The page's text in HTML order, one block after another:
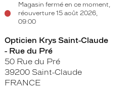
Magasin fermé en ce moment,
réouverture 15 août 2026,
09:00
Opticien Krys Saint-Claude
- Rue du Pré
50 Rue du Pré
39200 Saint-Claude
FRANCE